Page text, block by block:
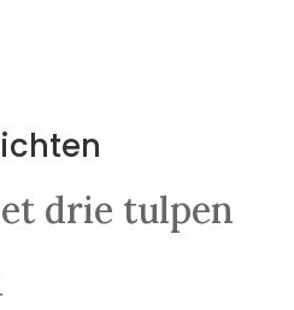
drie tulpen